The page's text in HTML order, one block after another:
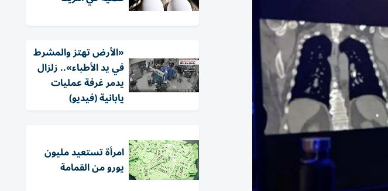
«الأرض تهتز والمشرط
في يد الأطباء».. زلزال
يدمر غرفة عمليات
يابانية (فيديو)
امرأة تستعيد مليون
يورو من القمامة